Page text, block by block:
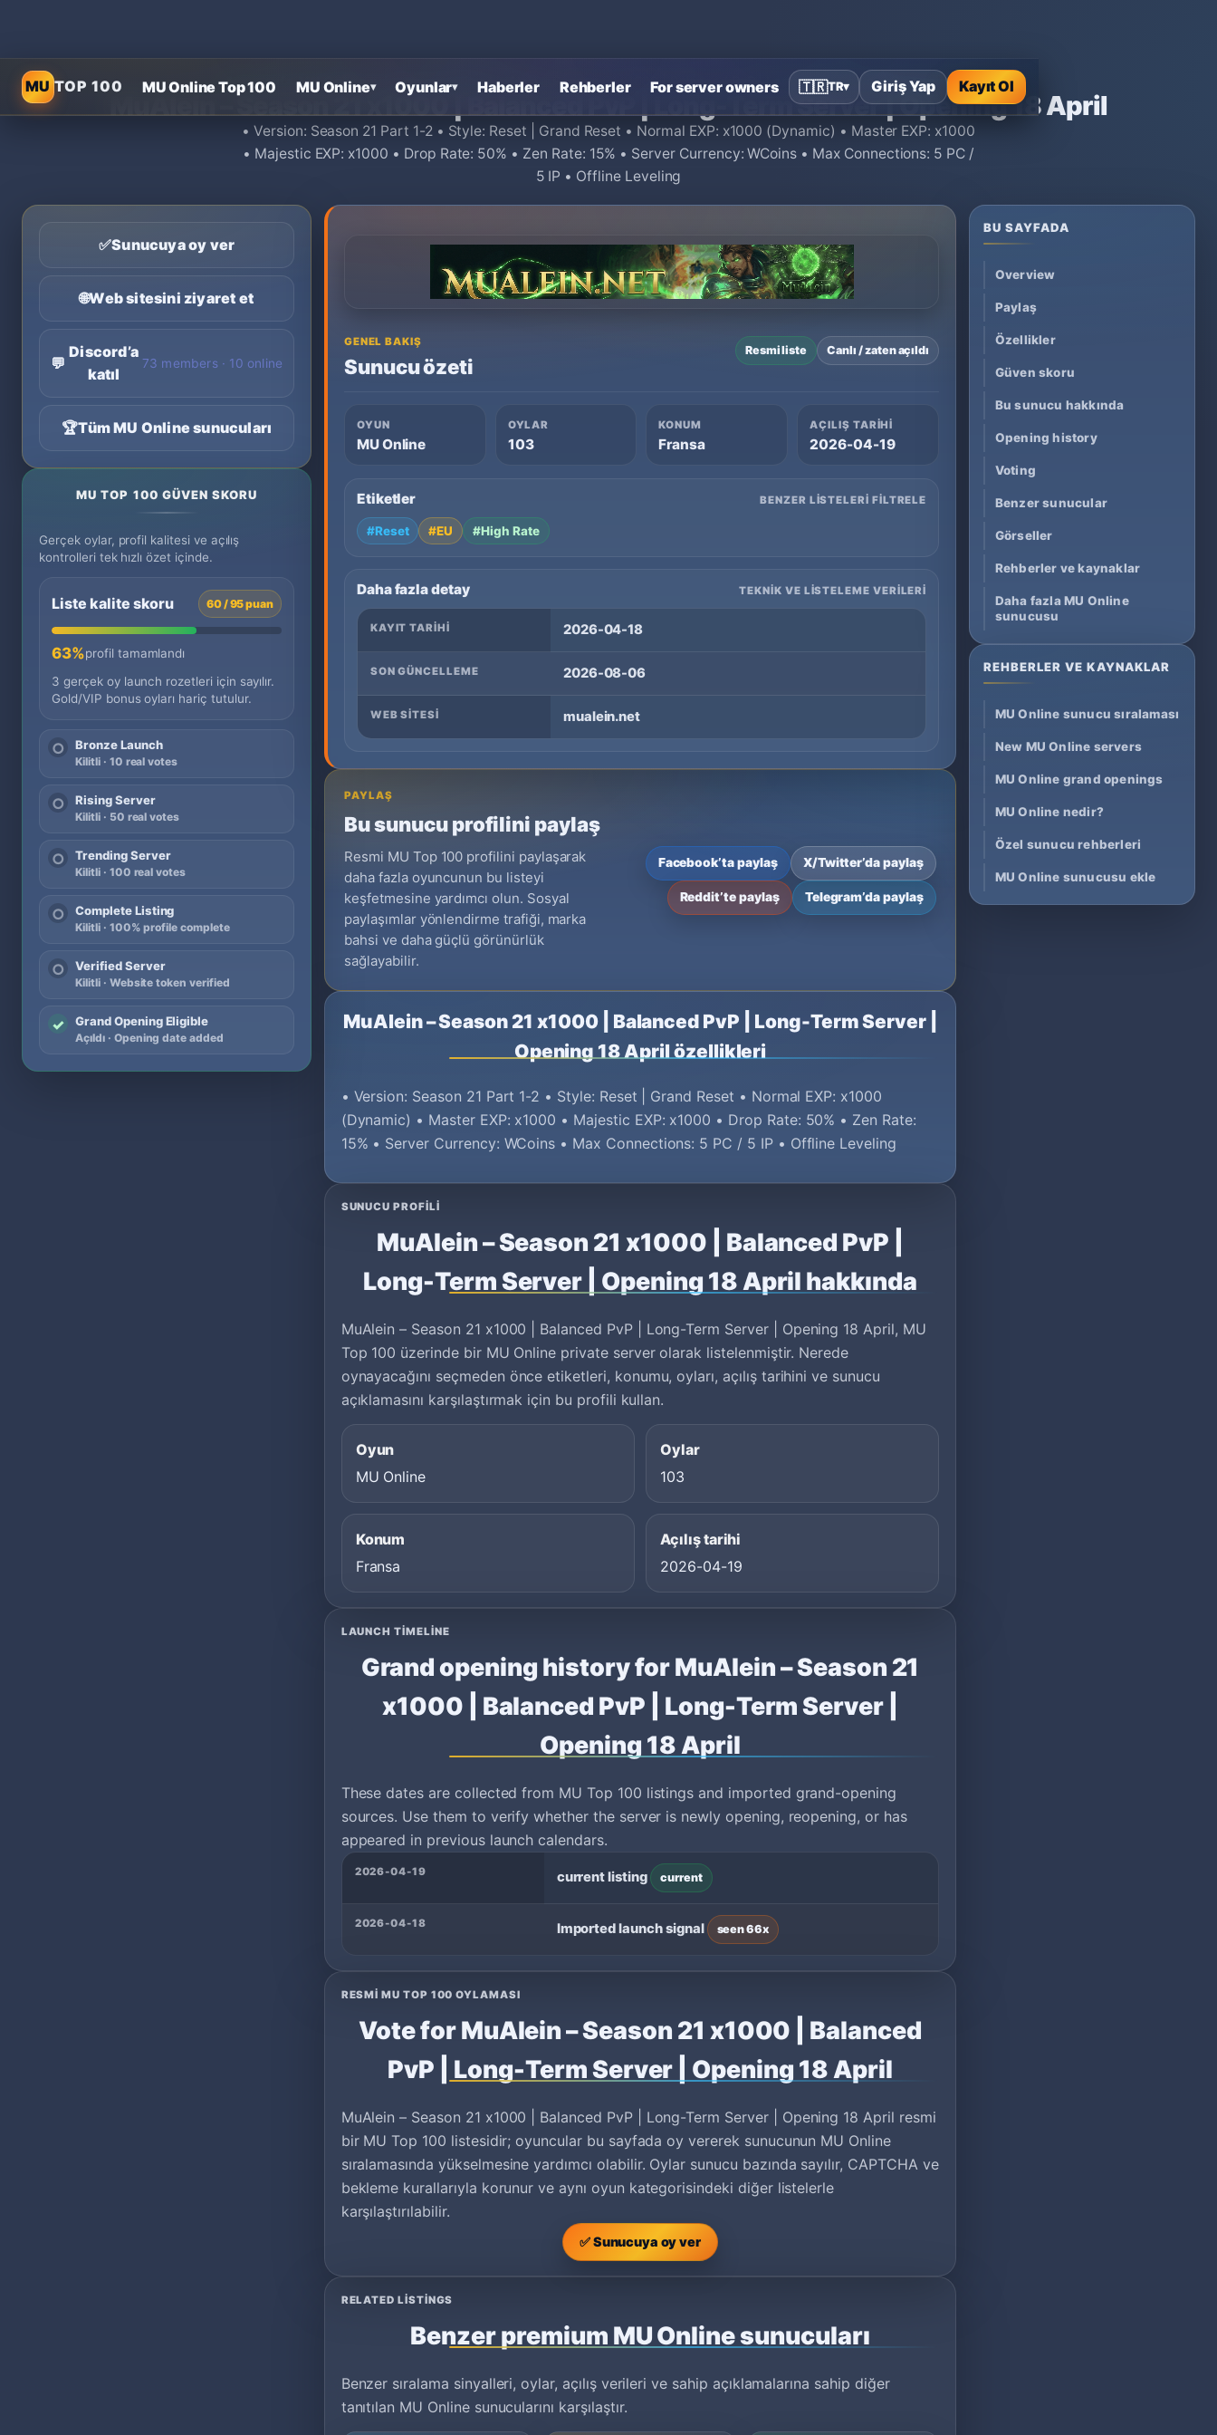
MUTOP 100 MU Online Top 100 MU Online▾ Oyunlar▾ Haberler Rehberler For server owners 🇹🇷TR▾ Giriş Yap Kayıt Ol
Ana sayfa ›MU Online private serverları ›MuAlein – Season 21 x1000 | Balanced PvP | Long-Term Server | Opening 18 April
MuAlein – Season 21 x1000 | Balanced PvP | Long-Term Server | Opening 18 April
• Version: Season 21 Part 1-2 • Style: Reset | Grand Reset • Normal EXP: x1000 (Dynamic) • Master EXP: x1000
• Majestic EXP: x1000 • Drop Rate: 50% • Zen Rate: 15% • Server Currency: WCoins • Max Connections: 5 PC /
5 IP • Offline Leveling
✅Sunucuya oy ver
🌐Web sitesini ziyaret et
💬
Discord’a
katıl
73 members · 10 online
🏆Tüm MU Online sunucuları
MU TOP 100 GÜVEN SKORU
Gerçek oylar, profil kalitesi ve açılış
kontrolleri tek hızlı özet içinde.
Liste kalite skoru 60 / 95 puan
63%profil tamamlandı
3 gerçek oy launch rozetleri için sayılır.
Gold/VIP bonus oyları hariç tutulur.
○ Bronze Launch
Kilitli · 10 real votes
○ Rising Server
Kilitli · 50 real votes
○ Trending Server
Kilitli · 100 real votes
○ Complete Listing
Kilitli · 100% profile complete
○ Verified Server
Kilitli · Website token verified
✓ Grand Opening Eligible
Açıldı · Opening date added
GENEL BAKIŞ
Sunucu özeti
Resmi liste Canlı / zaten açıldı
OYUN
MU Online
OYLAR
103
KONUM
Fransa
AÇILIŞ TARIHI
2026-04-19
Etiketler BENZER LISTELERI FILTRELE
#Reset #EU #High Rate
Daha fazla detay TEKNIK VE LISTELEME VERILERI
KAYIT TARIHI 2026-04-18
SON GÜNCELLEME 2026-08-06
WEB SITESI mualein.net
PAYLAŞ
Bu sunucu profilini paylaş
Resmi MU Top 100 profilini paylaşarak
daha fazla oyuncunun bu listeyi
keşfetmesine yardımcı olun. Sosyal
paylaşımlar yönlendirme trafiği, marka
bahsi ve daha güçlü görünürlük
sağlayabilir.
Facebook’ta paylaş X/Twitter’da paylaş
Reddit’te paylaş Telegram’da paylaş
MuAlein – Season 21 x1000 | Balanced PvP | Long-Term Server |
Opening 18 April özellikleri
• Version: Season 21 Part 1-2 • Style: Reset | Grand Reset • Normal EXP: x1000
(Dynamic) • Master EXP: x1000 • Majestic EXP: x1000 • Drop Rate: 50% • Zen Rate:
15% • Server Currency: WCoins • Max Connections: 5 PC / 5 IP • Offline Leveling
SUNUCU PROFILI
MuAlein – Season 21 x1000 | Balanced PvP |
Long-Term Server | Opening 18 April hakkında
MuAlein – Season 21 x1000 | Balanced PvP | Long-Term Server | Opening 18 April, MU
Top 100 üzerinde bir MU Online private server olarak listelenmiştir. Nerede
oynayacağını seçmeden önce etiketleri, konumu, oyları, açılış tarihini ve sunucu
açıklamasını karşılaştırmak için bu profili kullan.
Oyun
MU Online
Oylar
103
Konum
Fransa
Açılış tarihi
2026-04-19
LAUNCH TIMELINE
Grand opening history for MuAlein – Season 21
x1000 | Balanced PvP | Long-Term Server |
Opening 18 April
These dates are collected from MU Top 100 listings and imported grand-opening
sources. Use them to verify whether the server is newly opening, reopening, or has
appeared in previous launch calendars.
2026-04-19 current listing current
2026-04-18 Imported launch signal seen 66x
RESMI MU TOP 100 OYLAMASI
Vote for MuAlein – Season 21 x1000 | Balanced
PvP | Long-Term Server | Opening 18 April
MuAlein – Season 21 x1000 | Balanced PvP | Long-Term Server | Opening 18 April resmi
bir MU Top 100 listesidir; oyuncular bu sayfada oy vererek sunucunun MU Online
sıralamasında yükselmesine yardımcı olabilir. Oylar sunucu bazında sayılır, CAPTCHA ve
bekleme kurallarıyla korunur ve aynı oyun kategorisindeki diğer listelerle
karşılaştırılabilir.
✅ Sunucuya oy ver
RELATED LISTINGS
Benzer premium MU Online sunucuları
Benzer sıralama sinyalleri, oylar, açılış verileri ve sahip açıklamalarına sahip diğer
tanıtılan MU Online sunucularını karşılaştır.
BU SAYFADA
Overview
Paylaş
Özellikler
Güven skoru
Bu sunucu hakkında
Opening history
Voting
Benzer sunucular
Görseller
Rehberler ve kaynaklar
Daha fazla MU Online
sunucusu
REHBERLER VE KAYNAKLAR
MU Online sunucu sıralaması
New MU Online servers
MU Online grand openings
MU Online nedir?
Özel sunucu rehberleri
MU Online sunucusu ekle